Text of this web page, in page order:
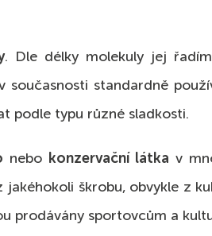
. Dle délky molekuly jej
současnosti standardně
podle typu různé sladkosti.
nebo konzervační látka v
škrobu, obvykle z
prodávány sportovcům a